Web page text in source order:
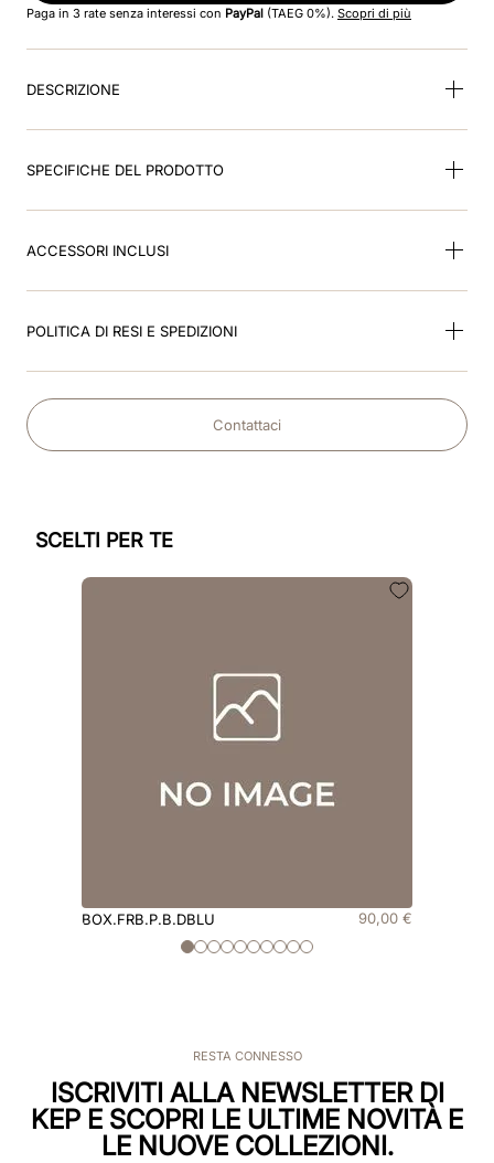
9.kep nero
10.kep cromo
Paga in 3 rate senza interessi con PayPal (TAEG 0%). Scopri di più
DESCRIZIONE
SPECIFICHE DEL PRODOTTO
ACCESSORI INCLUSI
POLITICA DI RESI E SPEDIZIONI
Contattaci
SCELTI PER TE
BOX.FRB.P.B.DBLU 90,00 €
RESTA CONNESSO
ISCRIVITI ALLA NEWSLETTER DI
KEP E SCOPRI LE ULTIME NOVITÀ E
LE NUOVE COLLEZIONI.